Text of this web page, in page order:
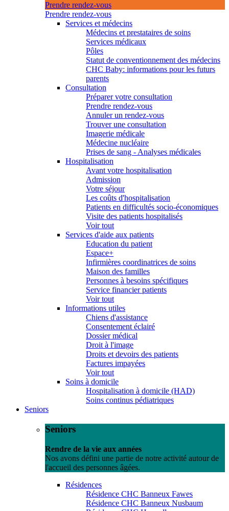
Prendre rendez-vous
Prendre rendez-vous
Services et médecins
Médecins et prestataires de soins
Services médicaux
Pôles
Statut de conventionnement des médecins
CHC Baby: informations pour les futurs
parents
Consultation
Préparer votre consultation
Prendre rendez-vous
Annuler un rendez-vous
Trouver une consultation
Imagerie médicale
Médecine nucléaire
Prises de sang - Analyses médicales
Hospitalisation
Avant votre hospitalisation
Admission
Votre séjour
Les coûts d'hospitalisation
Patients en difficultés socio-économiques
Visite des patients hospitalisés
Voir tout
Services d'aide aux patients
Education du patient
Espace+
Infirmières coordinatrices de soins
Maison des familles
Personnes à besoins spécifiques
Service financier patients
Voir tout
Informations utiles
Chiens d'assistance
Consentement éclairé
Dossier médical
Droit à l'image
Droits et devoirs des patients
Factures impayées
Voir tout
Soins à domicile
Hospitalisation à domicile (HAD)
Soins continus pédiatriques
Seniors
Seniors
Rendre de la vie aux années
Nos avons défini une partie de notre activité autour de
l'accueil des personnes âgées.
Résidences
Résidence CHC Banneux Fawes
Résidence CHC Banneux Nusbaum